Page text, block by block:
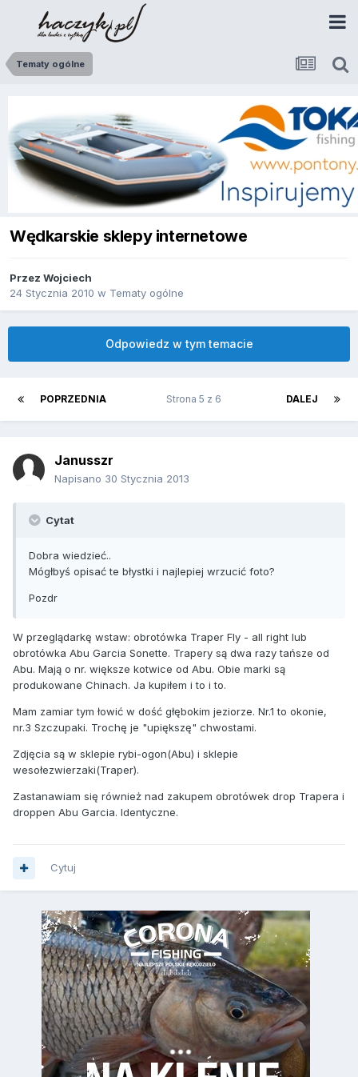
Tematy ogólne
Wędkarskie sklepy internetowe
Przez Wojciech
24 Stycznia 2010 w Tematy ogólne
Odpowiedz w tym temacie
POPRZEDNIA DALEJ
Strona 5 z 6
Janusszr
Napisano 30 Stycznia 2013
Cytat
Dobra wiedzieć..
Mógłbyś opisać te błystki i najlepiej wrzucić foto?
Pozdr
W przeglądarkę wstaw: obrotówka Traper Fly - all right lub
obrotówka Abu Garcia Sonette. Trapery są dwa razy tańsze od
Abu. Mają o nr. większe kotwice od Abu. Obie marki są
produkowane Chinach. Ja kupiłem i to i to.
Mam zamiar tym łowić w dość głębokim jeziorze. Nr.1 to okonie,
nr.3 Szczupaki. Trochę je "upiększę" chwostami.
Zdjęcia są w sklepie rybi-ogon(Abu) i sklepie
wesołezwierzaki(Traper).
Zastanawiam się również nad zakupem obrotówek drop Trapera i
droppen Abu Garcia. Identyczne.
Cytuj